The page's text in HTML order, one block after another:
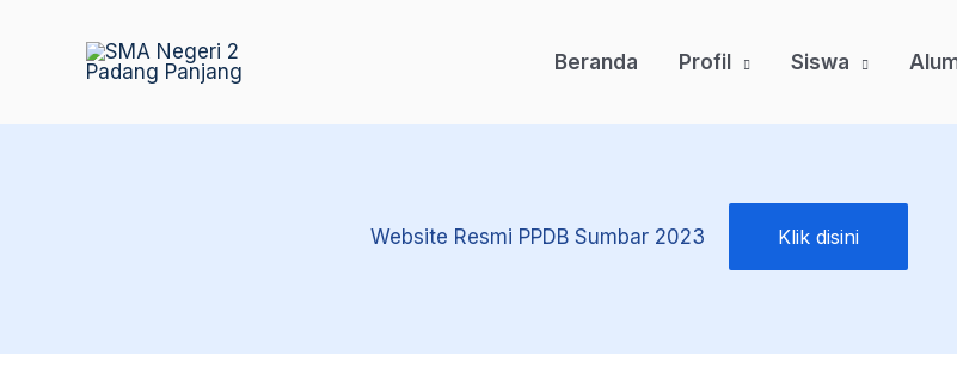
Beranda Profil Siswa
Website Resmi PPDB Sumbar 2023 Klik disini